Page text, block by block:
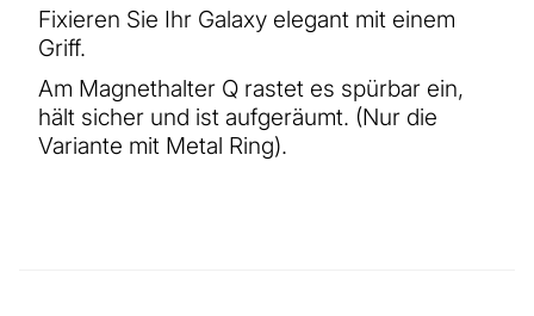
Fixieren Sie Ihr Galaxy elegant mit einem
Griff.
Am Magnethalter Q rastet es spürbar ein,
hält sicher und ist aufgeräumt. (Nur die
Variante mit Metal Ring).